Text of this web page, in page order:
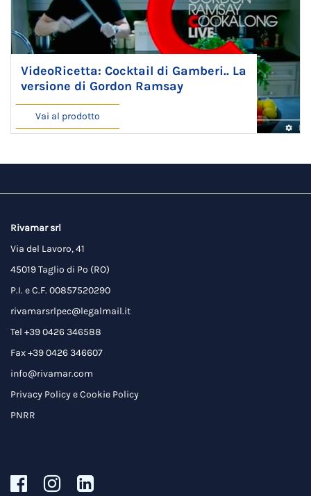
VideoRicetta: Cocktail di Gamberi.. La
versione di Gordon Ramsay
Vai al prodotto
Rivamar srl
Via del Lavoro, 41
45019 Taglio di Po (RO)
P.I. e C.F. 00857520290
rivamarsrlpec@legalmail.it
Tel +39 0426 346588
Fax +39 0426 346607
info@rivamar.com
Privacy PolicyeCookie Policy
PNRR